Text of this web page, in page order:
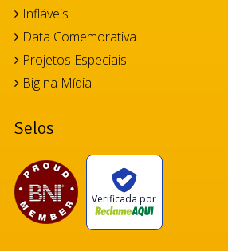
Infláveis
Data Comemorativa
Projetos Especiais
Big na Mídia
Selos
Verificada por